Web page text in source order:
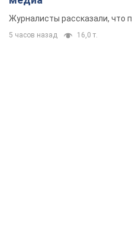
Журналисты рассказали, что
5 часов назад 16,0 т.